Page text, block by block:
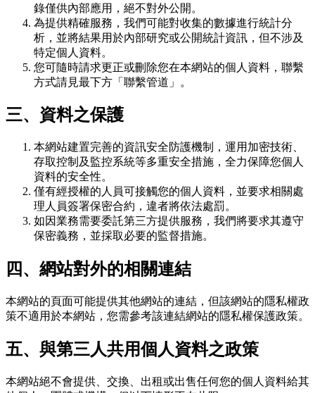
錄僅供內部應用，絕不對外公開。
為提供精確服務，我們可能對收集的數據進行統計分
析，並將結果用於內部研究或公開統計資訊，但不涉及
特定個人資料。
您可隨時請求更正或刪除您在本網站的個人資料，聯繫
方式請見最下方「聯繫管道」。
三、資料之保護
本網站建置完善的資訊安全防護機制，運用加密技術、
存取控制及監控系統等多重安全措施，全力保障您個人
資料的安全性。
僅有經授權的人員可接觸您的個人資料，並要求相關處
理人員簽署保密合約，違者將依法處罰。
如因業務需要委託第三方提供服務，我們將要求其遵守
保密義務，並採取必要的監督措施。
四、網站對外的相關連結
本網站的頁面可能提供其他網站的連結，但該網站的隱私權政
策不適用於本網站，您需參考該連結網站的隱私權保護政策。
五、與第三人共用個人資料之政策
本網站絕不會提供、交換、出租或出售任何您的個人資料給其